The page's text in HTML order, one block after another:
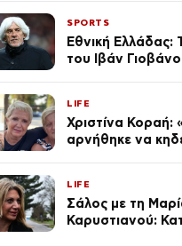
στην Ελλάδα
SPORTS
Εθνική Ελλάδας:
του Ιβάν
αποκλεισμό από
LIFE
Χριστίνα Κοραή:
αρνήθηκε να
LIFE
Σάλος με τη
Καρυστιανού: